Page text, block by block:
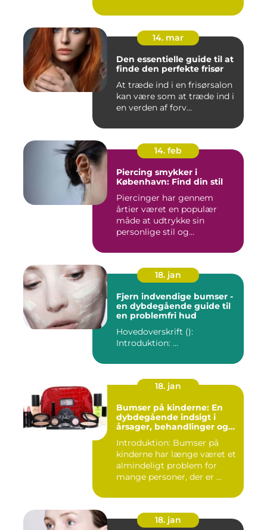
14. mar
Den essentielle guide til at
finde den perfekte frisør
At træde ind i en frisørsalon
kan være som at træde ind i
en verden af forv...
14. feb
Piercing smykker i
København: Find din stil
Piercinger har gennem
årtier været en populær
måde at udtrykke sin
personlige stil og
18. jan
Fjern indvendige bumser -
en dybdegående guide til
en problemfri hud
Hovedoverskrift ():
Introduktion: ...
18. jan
Bumser på kinderne: En
dybdegående indsigt i
årsager, behandlinger og
Introduktion: Bumser på
kinderne har længe været et
almindeligt problem for
mange personer, der er ...
18. jan